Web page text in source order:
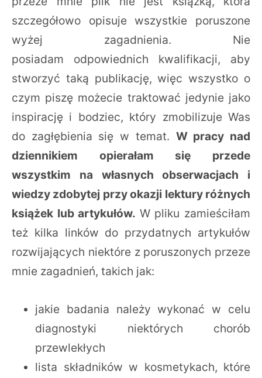
szczegółowo opisuje wszystkie poruszone
wyżej zagadnienia. Nie
posiadam odpowiednich kwalifikacji, aby
stworzyć taką publikację, więc wszystko o
czym piszę możecie traktować jedynie jako
inspirację i bodziec, który zmobilizuje Was
do zagłębienia się w temat. W pracy nad
dziennikiem opierałam się przede
wszystkim na własnych obserwacjach i
wiedzy zdobytej przy okazji lektury różnych
książek lub artykułów. W pliku zamieściłam
też kilka linków do przydatnych artykułów
rozwijających niektóre z poruszonych przeze
mnie zagadnień, takich jak:
jakie badania należy wykonać w celu
diagnostyki niektórych chorób
przewlekłych
lista składników w kosmetykach, które